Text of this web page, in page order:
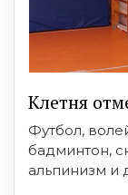
Клетня
Футбол,
бадминтон,
альпинизм и